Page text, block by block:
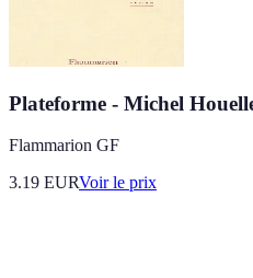
Plateforme - Michel
Flammarion GF
3.19 EURVoir le prix